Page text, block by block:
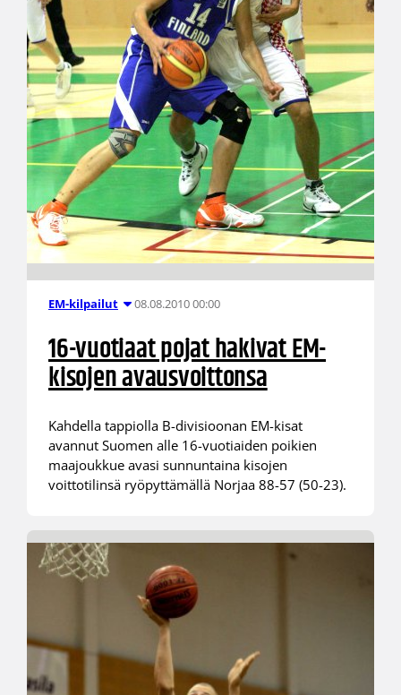
EM-kilpailut 08.08.2010 00:00
16-vuotiaat pojat hakivat EM-
kisojen avausvoittonsa
Kahdella tappiolla B-divisioonan EM-kisat
avannut Suomen alle 16-vuotiaiden poikien
maajoukkue avasi sunnuntaina kisojen
voittotilinsä ryöpyttämällä Norjaa 88-57 (50-23).